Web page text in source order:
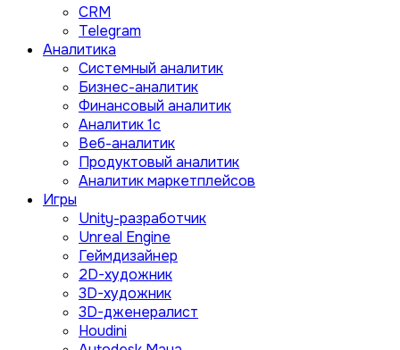
CRM
Telegram
Аналитика
Системный аналитик
Бизнес-аналитик
Финансовый аналитик
Aналитик 1с
Веб-аналитик
Продуктовый аналитик
Аналитик маркетплейсов
Игры
Unity-разработчик
Unreal Engine
Геймдизайнер
2D-художник
3D-художник
3D-дженералист
Houdini